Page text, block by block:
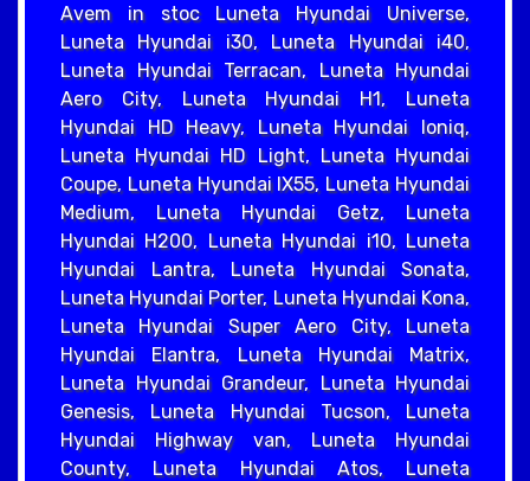
Avem in stoc Luneta Hyundai Universe,
Luneta Hyundai i30, Luneta Hyundai i40,
Luneta Hyundai Terracan, Luneta Hyundai
Aero City, Luneta Hyundai H1, Luneta
Hyundai HD Heavy, Luneta Hyundai Ioniq,
Luneta Hyundai HD Light, Luneta Hyundai
Coupe, Luneta Hyundai IX55, Luneta Hyundai
Medium, Luneta Hyundai Getz, Luneta
Hyundai H200, Luneta Hyundai i10, Luneta
Hyundai Lantra, Luneta Hyundai Sonata,
Luneta Hyundai Porter, Luneta Hyundai Kona,
Luneta Hyundai Super Aero City, Luneta
Hyundai Elantra, Luneta Hyundai Matrix,
Luneta Hyundai Grandeur, Luneta Hyundai
Genesis, Luneta Hyundai Tucson, Luneta
Hyundai Highway van, Luneta Hyundai
County, Luneta Hyundai Atos, Luneta